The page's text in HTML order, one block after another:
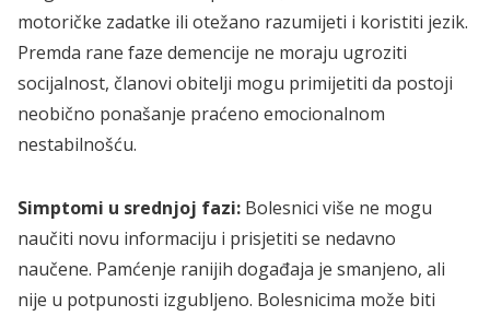
motoričke zadatke ili otežano razumijeti i koristiti jezik.
Premda rane faze demencije ne moraju ugroziti
socijalnost, članovi obitelji mogu primijetiti da postoji
neobično ponašanje praćeno emocionalnom
nestabilnošću.
Simptomi u srednjoj fazi: Bolesnici više ne mogu
naučiti novu informaciju i prisjetiti se nedavno
naučene. Pamćenje ranijih događaja je smanjeno, ali
nije u potpunosti izgubljeno. Bolesnicima može biti